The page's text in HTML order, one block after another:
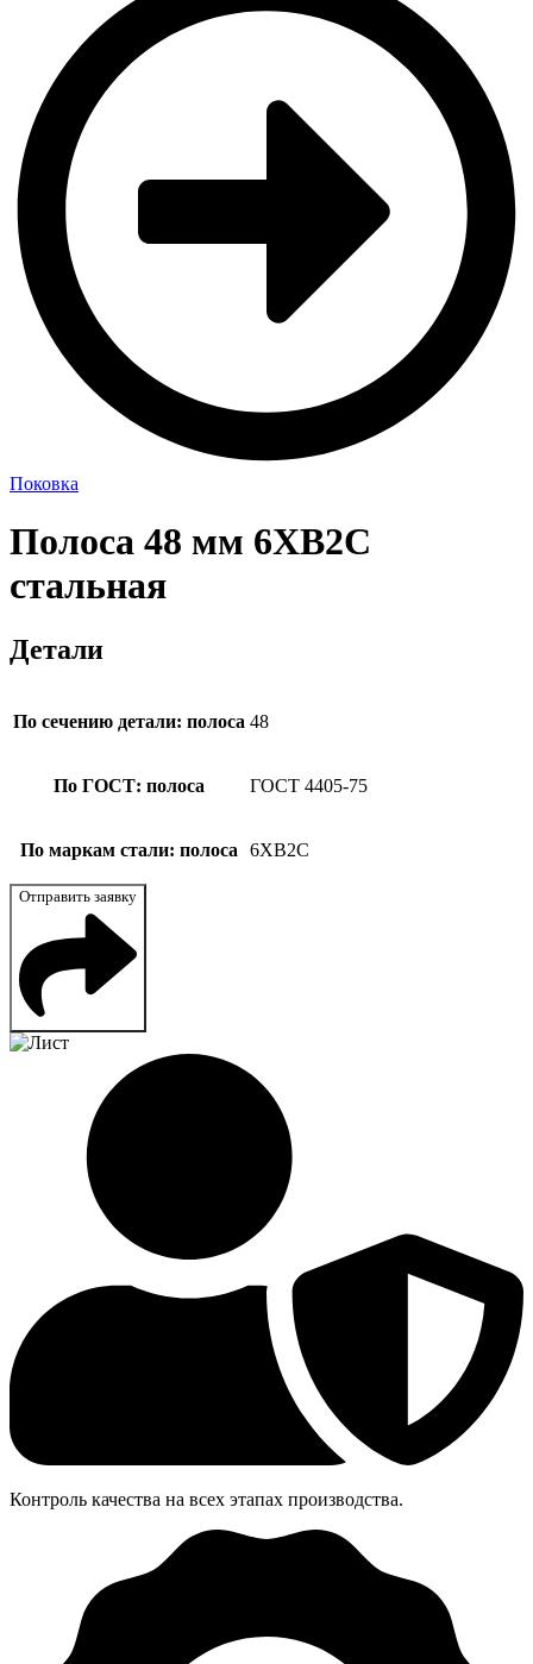
Поковка
Полоса 48 мм 6ХВ2С
стальная
Детали
По сечению детали: полоса 48
По ГОСТ: полоса ГОСТ 4405-75
По маркам стали: полоса 6ХВ2С
Отправить заявку
Контроль качества на всех этапах производства.